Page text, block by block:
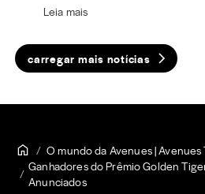
carregar mais notícias
Leia mais
O mundo da Avenues |
Ganhadores do Prêmio Golden
Anunciados